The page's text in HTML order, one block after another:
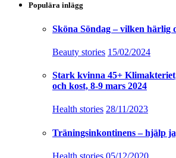
Populära inlägg
Sköna Söndag – vilken härlig
Beauty stories 15/02/2024
Stark kvinna 45+
och kost, 8-9 mars 2024
Health stories 28/11/2023
Träningsinkontinens – hjälp
Health stories 05/12/2020